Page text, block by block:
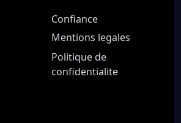
Confiance
Mentions legales
Politique de
confidentialite